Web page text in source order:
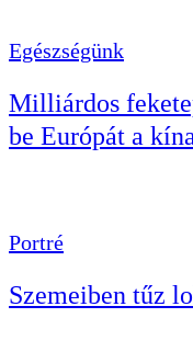
Egészségünk
Milliárdos
be Európát a
Portré
Szemeiben tűz